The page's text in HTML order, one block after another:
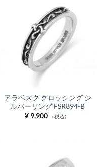
アラベスク クロッシング シ
ルバーリング FSR894-B
¥9,900 （税込）